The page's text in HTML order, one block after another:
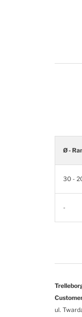
Ø -
30 -
-
ul.